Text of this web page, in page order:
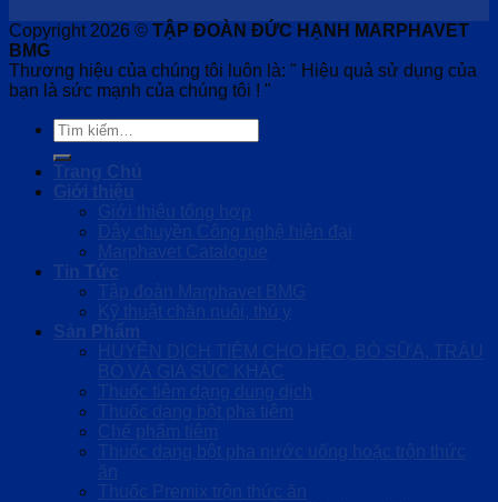
Copyright 2026 © TẬP ĐOÀN ĐỨC HẠNH MARPHAVET
BMG
Thương hiệu của chúng tôi luôn là: " Hiệu quả sử dụng của
bạn là sức mạnh của chúng tôi ! "
Tìm
kiếm:
Trang Chủ
Giới thiệu
Giới thiệu tổng hợp
Dây chuyền Công nghệ hiện đại
Marphavet Catalogue
Tin Tức
Tập đoàn Marphavet BMG
Kỹ thuật chăn nuôi, thú y
Sản Phẩm
HUYỄN DỊCH TIÊM CHO HEO, BÒ SỮA, TRÂU
BÒ VÀ GIA SÚC KHÁC
Thuốc tiêm dạng dung dịch
Thuốc dạng bột pha tiêm
Chế phẩm tiêm
Thuốc dạng bột pha nước uống hoặc trộn thức
ăn
Thuốc Premix trộn thức ăn